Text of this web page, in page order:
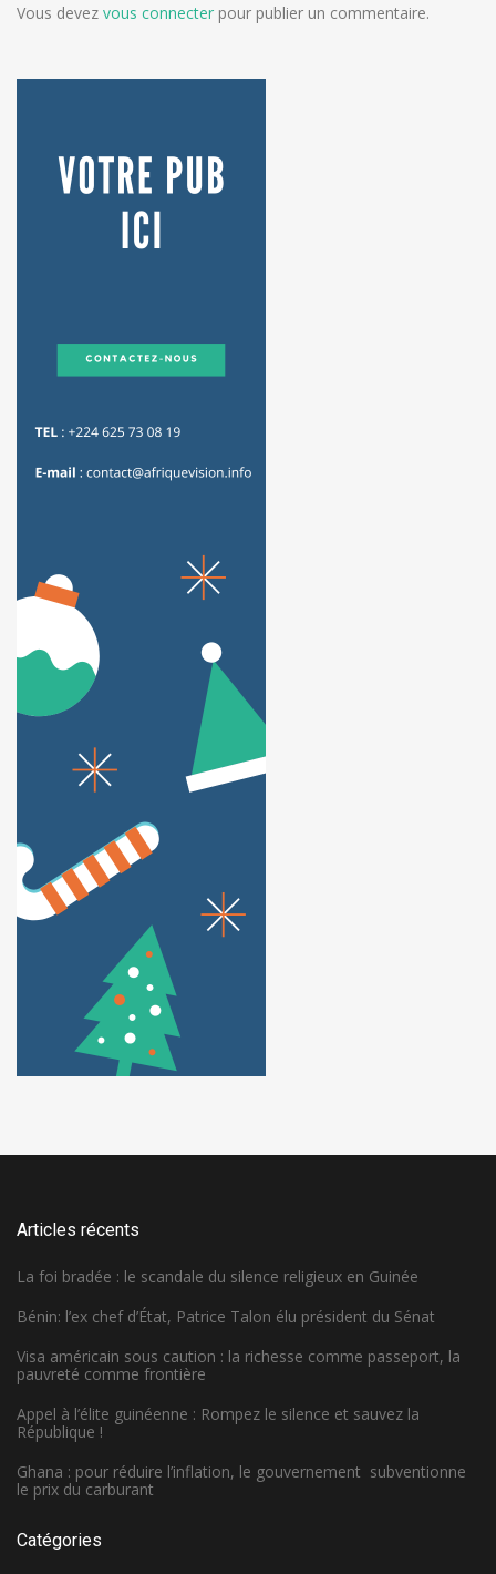
Vous devez vous connecter pour publier un commentaire.
Articles récents
La foi bradée : le scandale du silence religieux en Guinée
Bénin: l’ex chef d’État, Patrice Talon élu président du Sénat
Visa américain sous caution : la richesse comme passeport, la
pauvreté comme frontière
Appel à l’élite guinéenne : Rompez le silence et sauvez la
République !
Ghana : pour réduire l’inflation, le gouvernement subventionne
le prix du carburant
Catégories